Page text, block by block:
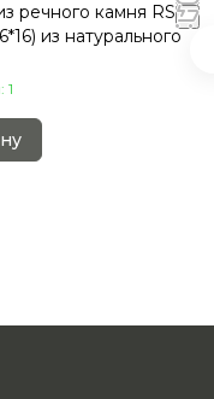
речного камня RS-
из натурального
1